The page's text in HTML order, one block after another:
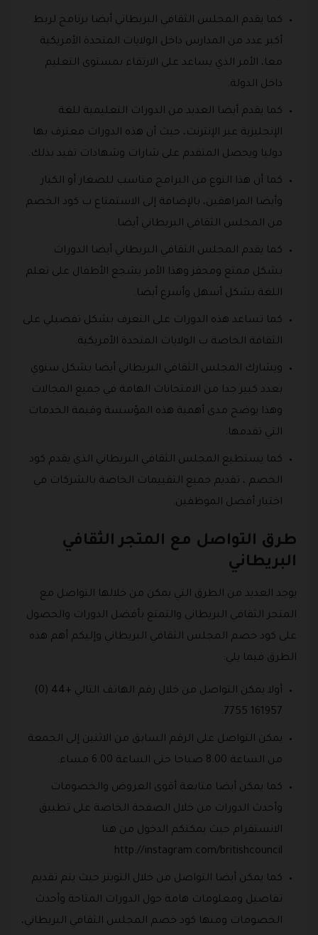
كما يقدم المجلس الثقافي البريطاني أيضا برنامج لربط
أكبر عدد من المدارس داخل الولايات المتحدة الأمريكية
معا، الأمر الذي يساعد على الارتقاء بمستوى التعليم
داخل الدولة.
كما يقدم أيضا العديد من الدورات التعليمية للغة
الإنجليزية عبر الإنترنت، حيث أن هذه الدورات معترف بها
دوليا ويحصل المتقدم على شارات وشهادات تفيد بذلك.
كما أن هذا النوع من البرامج مناسب للصغار أو الكبار
وأيضا المراهقين، بالإضافة إلى الاستمتاع ب كود الخصم
من المجلس الثقافي البريطاني أيضا.
كما يقدم المجلس الثقافي البريطاني أيضا الدورات
بشكل ممتع ومحفز وهذا الأمر يشجع الأطفال على تعلم
اللغة بشكل أسهل وأسرع أيضا.
كما تساعد هذه الدورات على التعرف بشكل تفصيلي على
الثقافة الخاصة ب الولايات المتحدة الأمريكية.
ويشارك المجلس الثقافي البريطاني أيضا بشكل سنوي
بعدد كبير جدا من الامتحانات الهامة في جميع المجالات
وهذا يوضح مدى أهمية هذه المؤسسة وقيمة الخدمات
التي تقدمها.
كما يستطيع المجلس الثقافي البريطاني الذي يقدم كود
الخصم ، تقديم جميع التقييمات الخاصة بالشركات في
اختيار أفضل الموظفين.
طرق التواصل مع المتجر الثقافي
البريطاني
يوجد العديد من الطرق التي يمكن من خلالها التواصل مع
المتجر الثقافي البريطاني والتمتع بأفضل الدورات والحصول
على كود خصم المجلس الثقافي البريطاني وإليكم أهم هذه
الطرق فيما يلي:
أولا يمكن التواصل من خلال رقم الهاتف التالي +44 (0)
161957 7755.
يمكن التواصل على الرقم السابق من الاثنين إلى الجمعة
من الساعة 8.00 صباحا حتى الساعة 6.00 مساء.
كما يمكن أيضا متابعة أقوى العروض والخصومات
وأحدث الدورات من خلال الصفحة الخاصة على تطبيق
الانستقرام حيث يمكنكم الدخول من هنا
http://instagram.com/britishcouncil
كما يمكن أيضا التواصل من خلال التويتر حيث يتم تقديم
تفاصيل ومعلومات هامة حول الدورات المتاحة وأحدث
الخصومات ومنها كود خصم المجلس الثقافي البريطاني،